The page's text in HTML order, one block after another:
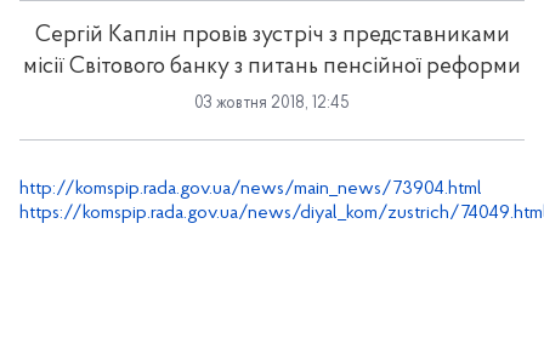
Сергій Каплін провів зустріч з представниками
місії Світового банку з питань пенсійної реформи
03 жовтня 2018, 12:45
http://komspip.rada.gov.ua/news/main_news/73904.html
https://komspip.rada.gov.ua/news/diyal_kom/zustrich/